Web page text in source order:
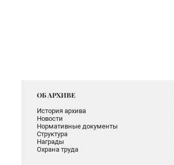
ОБ АРХИВЕ
История архива
Новости
Нормативные документы
Структура
Награды
Охрана труда